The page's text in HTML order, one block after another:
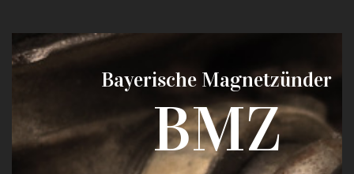
Bayerische Magnetzünder
BMZ